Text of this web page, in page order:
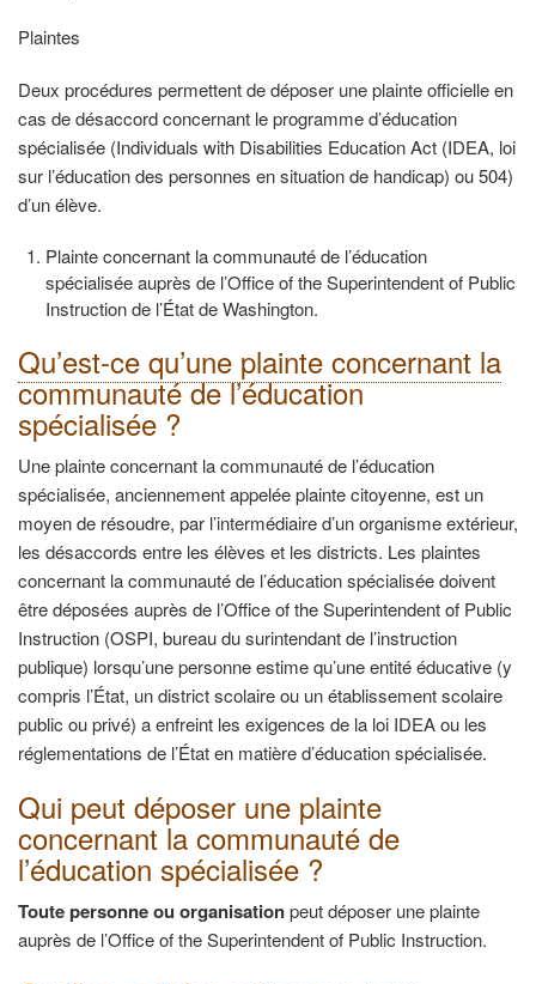
Plaintes
Deux procédures permettent de déposer une plainte officielle en
cas de désaccord concernant le programme d’éducation
spécialisée (Individuals with Disabilities Education Act (IDEA, loi
sur l’éducation des personnes en situation de handicap) ou 504)
d’un élève.
Plainte concernant la communauté de l’éducation
spécialisée auprès de l’Office of the Superintendent of Public
Instruction de l’État de Washington.
Qu’est-ce qu’une plainte concernant la
communauté de l’éducation
spécialisée ?
Une plainte concernant la communauté de l’éducation
spécialisée, anciennement appelée plainte citoyenne, est un
moyen de résoudre, par l’intermédiaire d’un organisme extérieur,
les désaccords entre les élèves et les districts. Les plaintes
concernant la communauté de l’éducation spécialisée doivent
être déposées auprès de l’Office of the Superintendent of Public
Instruction (OSPI, bureau du surintendant de l’instruction
publique) lorsqu’une personne estime qu’une entité éducative (y
compris l’État, un district scolaire ou un établissement scolaire
public ou privé) a enfreint les exigences de la loi IDEA ou les
réglementations de l’État en matière d’éducation spécialisée.
Qui peut déposer une plainte
concernant la communauté de
l’éducation spécialisée ?
Toute personne ou organisationpeut déposer une plainte
auprès de l’Office of the Superintendent of Public Instruction.